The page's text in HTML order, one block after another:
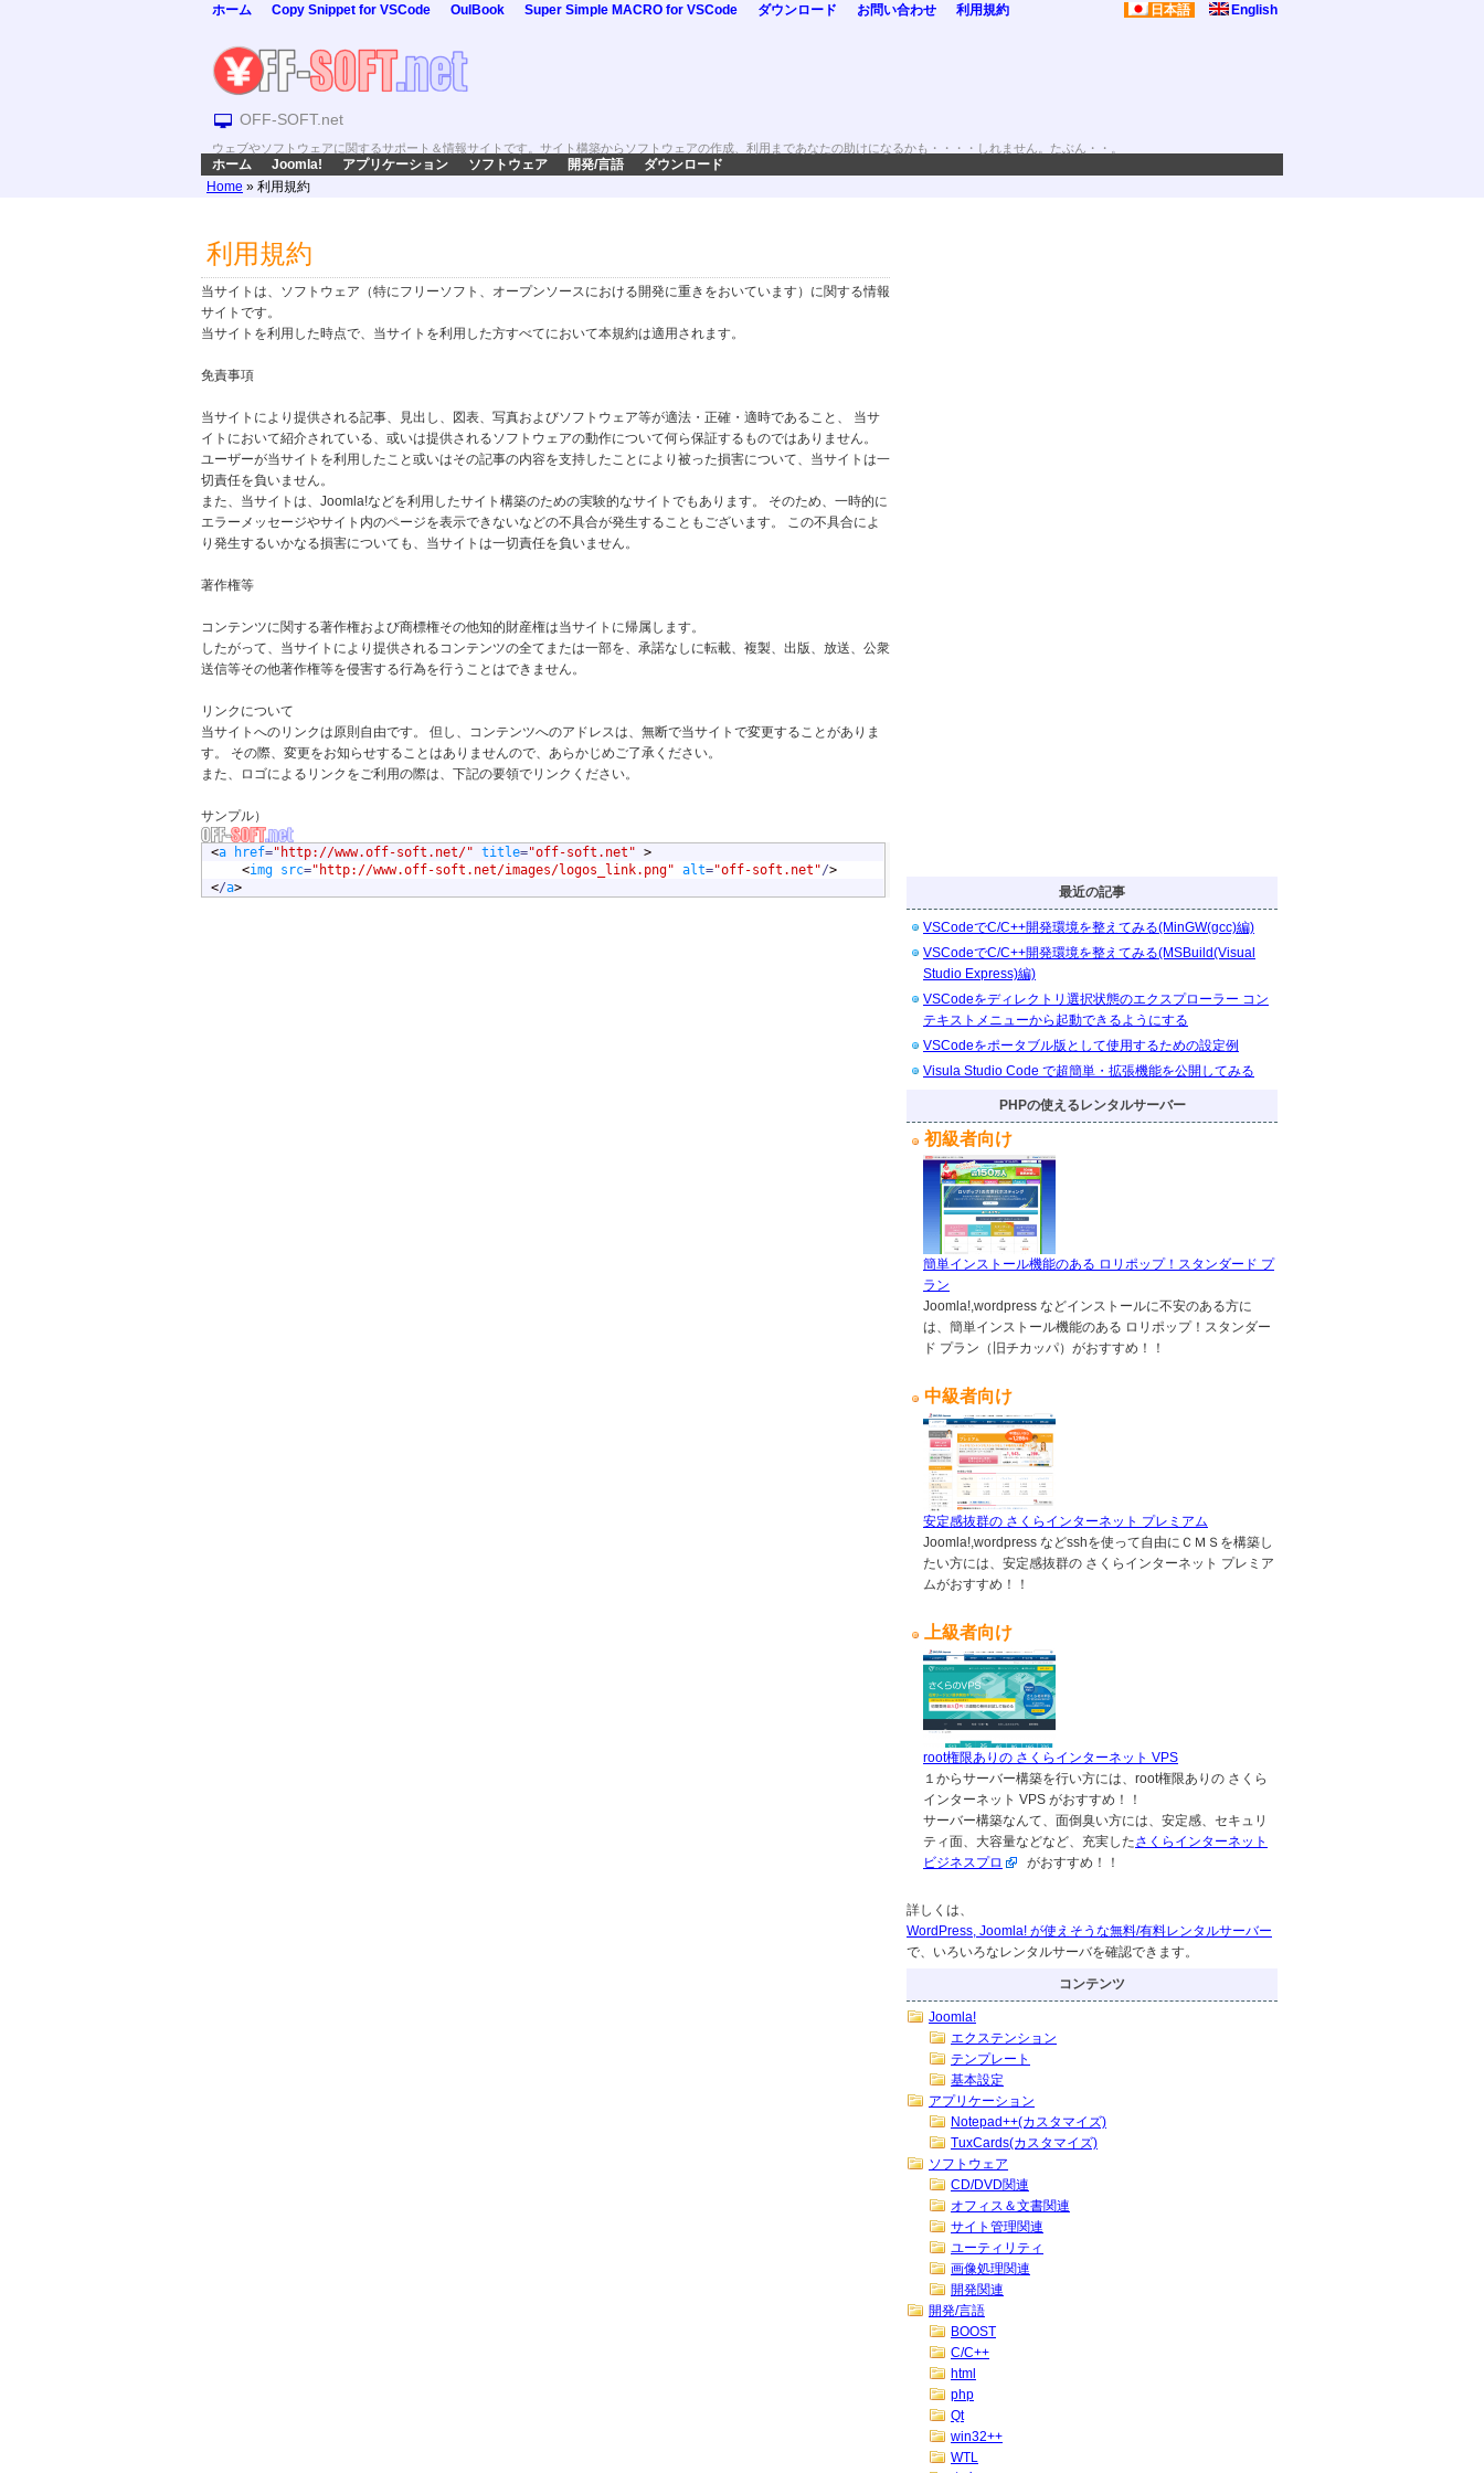
ホーム Copy Snippet for VSCode OulBook Super Simple MACRO for VSCode ダウンロード お問い合わせ 利用規約 日本語 English
OFF-SOFT.net
ウェブやソフトウェアに関するサポート＆情報サイトです。サイト構築からソフトウェアの作成、利用まであなたの助けになるかも・・・・しれません。たぶん・・。
ホーム Joomla! アプリケーション ソフトウェア 開発/言語
ダウンロード
Home » 利用規約
利用規約
当サイトは、ソフトウェア（特にフリーソフト、オープンソースにおける開発に重きをおいています）に関する情報
サイトです。
当サイトを利用した時点で、当サイトを利用した方すべてにおいて本規約は適用されます。
免責事項
当サイトにより提供される記事、見出し、図表、写真およびソフトウェア等が適法・正確・適時であること、 当サ
イトにおいて紹介されている、或いは提供されるソフトウェアの動作について何ら保証するものではありません。
ユーザーが当サイトを利用したこと或いはその記事の内容を支持したことにより被った損害について、当サイトは一
切責任を負いません。
また、当サイトは、Joomla!などを利用したサイト構築のための実験的なサイトでもあります。 そのため、一時的に
エラーメッセージやサイト内のページを表示できないなどの不具合が発生することもございます。 この不具合によ
り発生するいかなる損害についても、当サイトは一切責任を負いません。
著作権等
コンテンツに関する著作権および商標権その他知的財産権は当サイトに帰属します。
したがって、当サイトにより提供されるコンテンツの全てまたは一部を、承諾なしに転載、複製、出版、放送、公衆
送信等その他著作権等を侵害する行為を行うことはできません。
リンクについて
当サイトへのリンクは原則自由です。 但し、コンテンツへのアドレスは、無断で当サイトで変更することがありま
す。 その際、変更をお知らせすることはありませんので、あらかじめご了承ください。
また、ロゴによるリンクをご利用の際は、下記の要領でリンクください。
サンプル）
<a href="http://www.off-soft.net/" title="off-soft.net" >
	<
img src="http://www.off-soft.net/images/logos_link.png" alt="off-soft.net"/>
</a> 最近の記事
VSCodeでC/C++開発環境を整えてみる(MinGW(gcc)編)
VSCodeでC/C++開発環境を整えてみる(MSBuild(Visual
Studio Express)編)
VSCodeをディレクトリ選択状態のエクスプローラー コン
テキストメニューから起動できるようにする
VSCodeをポータブル版として使用するための設定例
Visula Studio Code で超簡単・拡張機能を公開してみる
PHPの使えるレンタルサーバー
初級者向け
簡単インストール機能のある ロリポップ！スタンダード プ
ラン
Joomla!,wordpress などインストールに不安のある方に
は、簡単インストール機能のある ロリポップ！スタンダー
ド プラン（旧チカッパ）がおすすめ！！
中級者向け
安定感抜群の さくらインターネット プレミアム
Joomla!,wordpress などsshを使って自由にＣＭＳを構築し
たい方には、安定感抜群の さくらインターネット プレミア
ムがおすすめ！！
上級者向け
root権限ありの さくらインターネット VPS
１からサーバー構築を行い方には、root権限ありの さくら
インターネット VPS がおすすめ！！
サーバー構築なんて、面倒臭い方には、安定感、セキュリ
ティ面、大容量などなど、充実したさくらインターネット
ビジネスプロ
がおすすめ！！
詳しくは、
WordPress, Joomla! が使えそうな無料/有料レンタルサーバー
で、いろいろなレンタルサーバを確認できます。
コンテンツ
Joomla!
エクステンション
テンプレート
基本設定
アプリケーション
Notepad++(カスタマイズ)
TuxCards(カスタマイズ)
ソフトウェア
CD/DVD関連
オフィス＆文書関連
サイト管理関連
ユーティリティ
画像処理関連
開発関連
開発/言語
BOOST
C/C++
html
php
Qt
win32++
WTL